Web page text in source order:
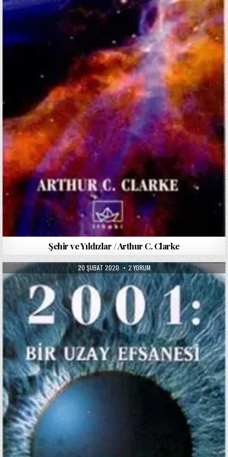
Şehir ve Yıldızlar / Arthur C. Clarke
PUBLISHED
DATE:
20 ŞUBAT 2020 2001
BIR
UZAY
EFSANESI
/
ARTHUR
CLARKE
IÇIN
2 YORUM